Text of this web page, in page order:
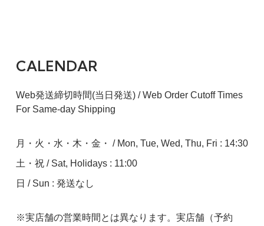
CALENDAR
Web発送締切時間(当日発送) / Web Order Cutoff Times
For Same-day Shipping
月・火・水・木・金・ / Mon, Tue, Wed, Thu, Fri : 14:30
土・祝 / Sat, Holidays : 11:00
日 / Sun : 発送なし
※実店舗の営業時間とは異なります。実店舗（予約